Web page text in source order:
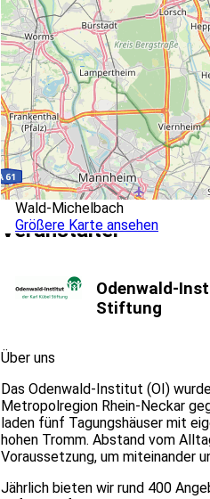
Wald-Michelbach
Größere Karte ansehen
Veranstalter
Odenwald-
Stiftung
Über uns
Das Odenwald-Institut (OI)
Metropolregion Rhein-Neckar
laden fünf Tagungshäuser mit
hohen Tromm. Abstand vom
Voraussetzung, um miteinander
Jährlich bieten wir rund 400